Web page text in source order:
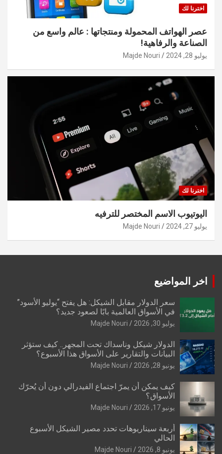
اخترنا لك
عصر الهواتف المحمولة ومنتجاتها : عالم واسع من
الصناعة والرفاهية!
يوليو 28, 2024 Majde Nouri
اخترنا لك
اليوتيوب الاسم المختصر للترفيه
يوليو 27, 2024 Majde Nouri
اخر المواضيع
سعر الدولار مقابل الشيكل: هل يفتح “يوليو الأسود”
في الأسواق العالمية بابًا لصعود جديد؟
يوليو 30, 2026 Majde Nouri
الدولار شيكل وناسداك تحت المجهر.. كيف ستؤثر
البيانات والتقارير على الأسواق هذا الأسبوع؟
يونيو 28, 2026 Majde Nouri
كيف يمكن أن يمرّ اجتماع الفيدرالي دون أن يُحرّك
الأسواق؟
يونيو 17, 2026 Majde Nouri
أربعة سيناريوهات تحدد مصير الشيكل الأسبوع
الحالي
يونيو 8, 2026 Majde Nouri